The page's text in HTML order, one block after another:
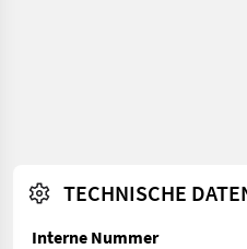
TECHNISCHE
Interne Nummer